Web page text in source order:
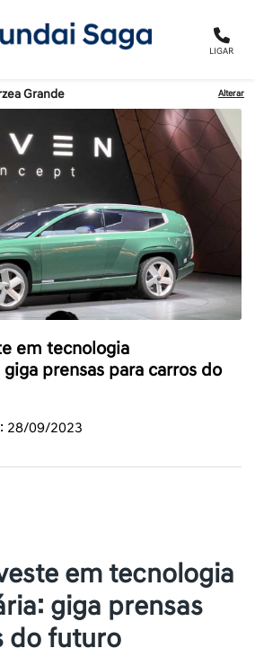
LIGAR
Grande Alterar
em tecnologia
prensas para carros do
28/09/2023
em tecnologia
giga prensas
do futuro